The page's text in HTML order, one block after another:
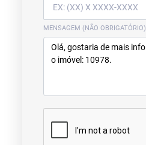
MENSAGEM (NÃO OBRIGATÓRIO)